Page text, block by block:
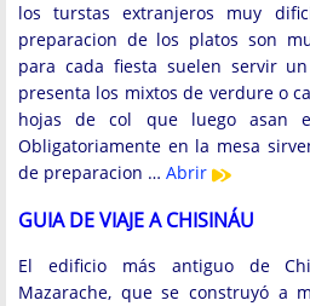
los turstas extranjeros muy
preparacion de los platos son
para cada fiesta suelen servir
presenta los mixtos de verdure o
hojas de col que luego asan
Obligatoriamente en la mesa
de preparacion … Abrir
GUIA DE VIAJE A CHISINÁU
El edificio más antiguo de
Mazarache, que se construyó a